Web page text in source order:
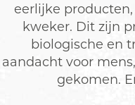
eerlijke
kweker. Dit zijn
biologische en
aandacht voor
gekomen.